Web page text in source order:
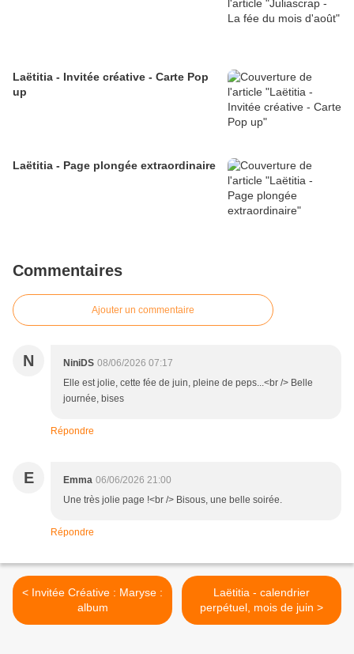
Laëtitia - Invitée créative - Carte Pop
up
Laëtitia - Page plongée extraordinaire
Commentaires
Ajouter un commentaire
N NiniDS 08/06/2026 07:17
Elle est jolie, cette fée de juin, pleine de peps...<br /> Belle
journée, bises
Répondre
E Emma 06/06/2026 21:00
Une très jolie page !<br /> Bisous, une belle soirée.
Répondre
< Invitée Créative : Maryse :
album
Laëtitia - calendrier
perpétuel, mois de juin >